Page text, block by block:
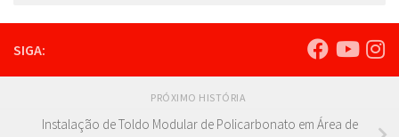
SIGA:
PRÓXIMO HISTÓRIA
Instalação de Toldo Modular de Policarbonato em Área de